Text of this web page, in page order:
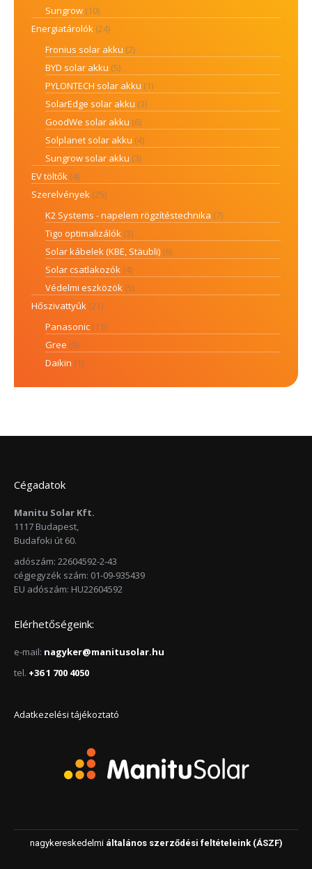
Sungrow (10)
Energiatárolók (24)
Fronius solar akku (2)
BYD solar akku (5)
PYLONTECH solar akku (1)
SolarEdge solar akku (3)
GoodWe solar akku (6)
Solplanet solar akku (4)
Sungrow solar akku (3)
EV töltők (4)
Szerelvények (25)
K2 Systems - napelem rögzítéstechnika (7)
Tigo optimalizálók (3)
Solar kábelek (KBE, Stäubli) (6)
Solar csatlakozók (4)
Védelmi eszközök (5)
Hőszivattyúk (21)
Panasonic (11)
Gree (9)
Daikin (1)
Cégadatok
Manitu Solar Kft.
1117 Budapest,
Budafoki út 60.
adószám: 22604592-2-43
cégjegyzék szám: 01-09-935439
EU adószám: HU22604592
Elérhetőségeink:
e-mail: nagyker@manitusolar.hu
tel. +36 1 700 4050
Adatkezelési tájékoztató
nagykereskedelmi általános szerződési feltételeink (ÁSZF)